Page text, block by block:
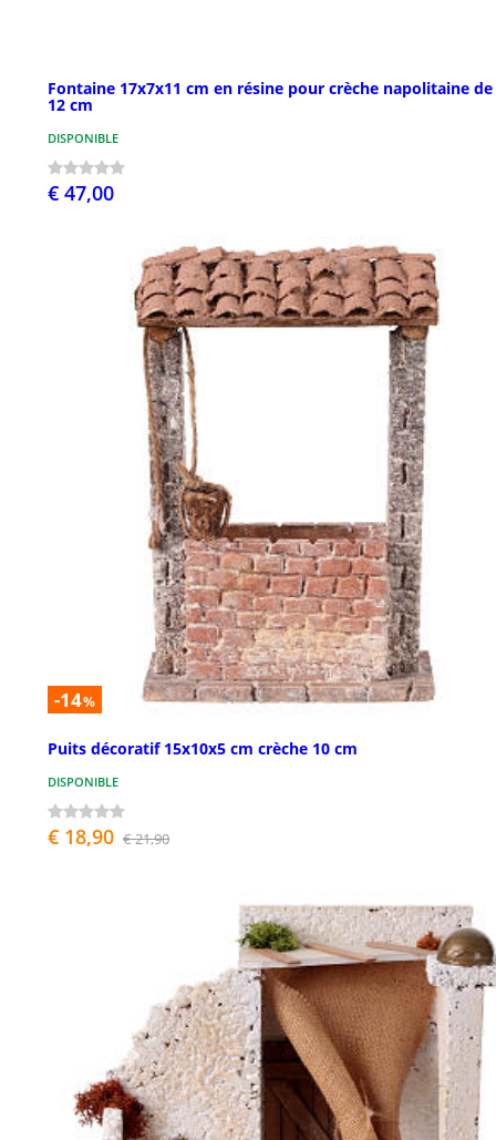
Fontaine 17x7x11 cm en résine pour crèche napolitaine de
12 cm
DISPONIBLE
€ 47,00
-14%
Puits décoratif 15x10x5 cm crèche 10 cm
DISPONIBLE
€ 18,90 € 21,90